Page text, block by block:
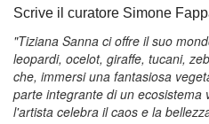
Scrive il curatore Simone
"Tiziana Sanna ci offre il suo
leopardi, ocelot, giraffe, tucani,
che, immersi una fantasiosa
parte integrante di un ecosistema
l'artista celebra il caos e la